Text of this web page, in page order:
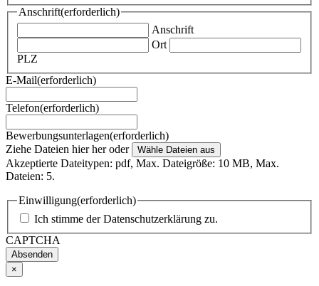
Anschrift(erforderlich)
Anschrift
Ort
PLZ
E-Mail(erforderlich)
Telefon(erforderlich)
Bewerbungsunterlagen(erforderlich)
Ziehe Dateien hier her oder
Wähle Dateien aus
Akzeptierte Dateitypen: pdf, Max. Dateigröße: 10 MB, Max.
Dateien: 5.
Einwilligung(erforderlich)
Ich stimme derDatenschutzerklärung zu.
CAPTCHA
×